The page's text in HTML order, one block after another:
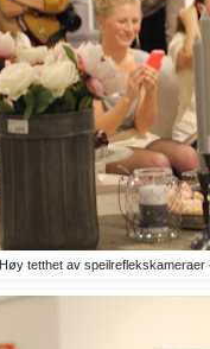
Høy tetthet av